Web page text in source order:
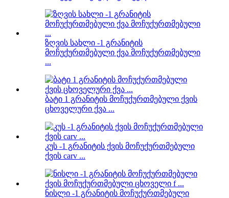
ზღვის სახლი -1 გრანიტის
მოჩუქურთმებული ქვა მოჩუქურთმებული
...
ბატი 1 გრანიტის მოჩუქურთმებული ქვის
ცხოველური ქვა ...
კუს -1 გრანიტის ქვის მოჩუქურთმებული
ქვის carv ...
ნისლი -1 გრანიტის მოჩუქურთმებული